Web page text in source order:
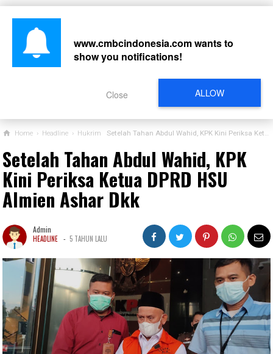
Home › Headline › Hukrim Setelah Tahan Abdul Wahid, KPK Kini Periksa Ketua DPRD HSU Almien Ashar Dkk
Setelah Tahan Abdul Wahid, KPK
Kini Periksa Ketua DPRD HSU
Almien Ashar Dkk
Admin
HEADLINE - 5 TAHUN LALU
www.cmbcindonesia.comwants to
show you notifications!
ALLOW
Close